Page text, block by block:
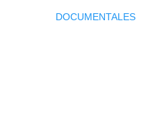
DOCUMENTALES